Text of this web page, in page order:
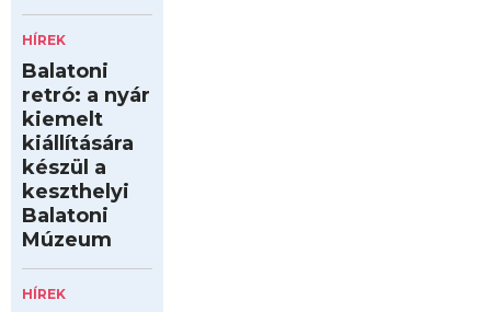
HÍREK
Balatoni
retró: a nyár
kiemelt
kiállítására
készül a
keszthelyi
Balatoni
Múzeum
HÍREK